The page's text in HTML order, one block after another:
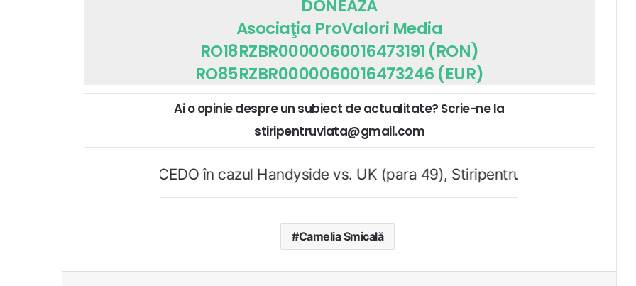
DONEAZĂ
Asociaţia ProValori Media
RO18RZBR0000060016473191 (RON)
RO85RZBR0000060016473246 (EUR)
Ai o opinie despre un subiect de actualitate? Scrie-ne la
stiripentruviata@gmail.com
şi CEDO în cazul Handyside vs. UK (para 49), Stiripentruviata.ro consideră că
Camelia Smicală